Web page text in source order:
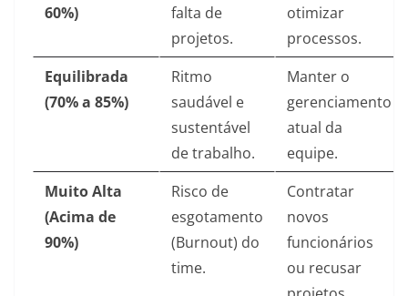
60%)
falta de
projetos.
otimizar
processos.
Equilibrada
(70% a 85%)
Ritmo
saudável e
sustentável
de trabalho.
Manter o
gerenciamento
atual da
equipe.
Muito Alta
(Acima de
90%)
Risco de
esgotamento
(Burnout) do
time.
Contratar
novos
funcionários
ou recusar